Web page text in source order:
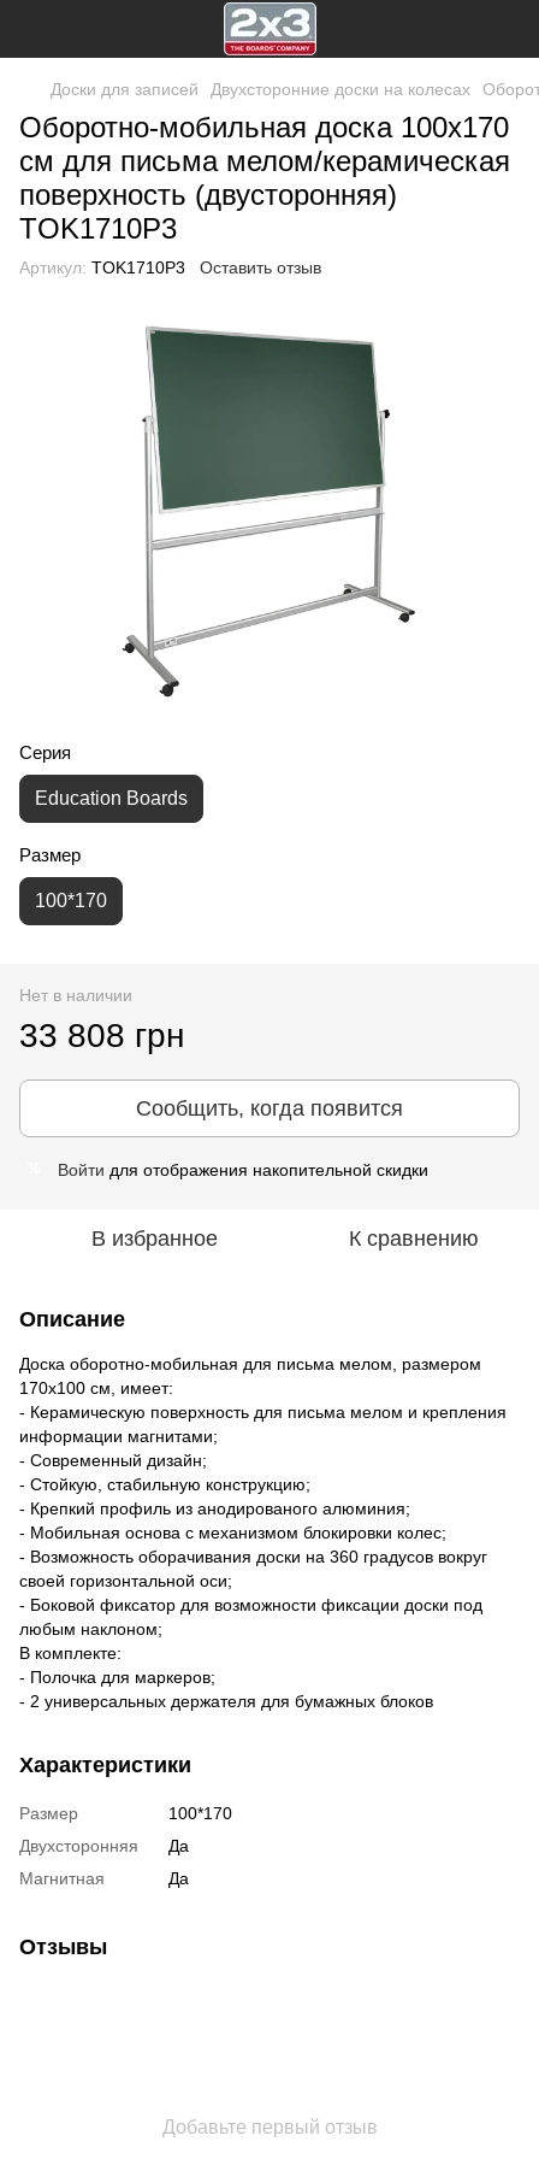
Доски для записей Двухсторонние доски на колесах
Оборотно-мобильная доска 100x170
см для письма мелом/керамическая
поверхность (двусторонняя)
TOK1710P3
Артикул: TOK1710P3 Оставить отзыв
Серия
Education Boards
Размер
100*170
Нет в наличии
33 808 грн
Сообщить, когда появится
Войти для отображения накопительной скидки
В избранное К сравнению
Описание
Доска оборотно-мобильная для письма мелом, размером
170х100 см, имеет:
- Керамическую поверхность для письма мелом и крепления
информации магнитами;
- Современный дизайн;
- Стойкую, стабильную конструкцию;
- Крепкий профиль из анодированого алюминия;
- Мобильная основа с механизмом блокировки колес;
- Возможность оборачивания доски на 360 градусов вокруг
своей горизонтальной оси;
- Боковой фиксатор для возможности фиксации доски под
любым наклоном;
В комплекте:
- Полочка для маркеров;
- 2 универсальных держателя для бумажных блоков
Характеристики
Размер
100*170
Двухсторонняя
Да
Магнитная
Да
Отзывы
Добавьте первый отзыв